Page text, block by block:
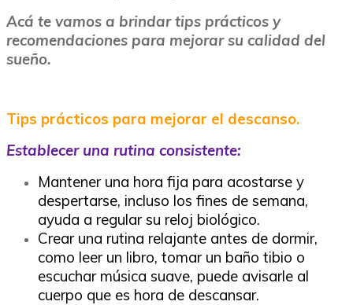
Acá te vamos a brindar tips prácticos y
recomendaciones para mejorar su calidad del
sueño.
Tips prácticos para mejorar el descanso.
Establecer una rutina consistente:
Mantener una hora fija para acostarse y
despertarse, incluso los fines de semana,
ayuda a regular su reloj biológico.
Crear una rutina relajante antes de dormir,
como leer un libro, tomar un baño tibio o
escuchar música suave, puede avisarle al
cuerpo que es hora de descansar.